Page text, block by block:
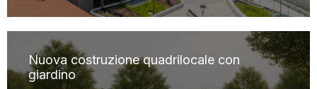
Nuova costruzione quadrilocale con
giardino